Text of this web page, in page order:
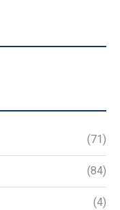
(71)
(84)
(4)